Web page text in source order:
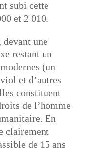
subi cette
et 2 010.
devant une
restant un
(un
et d’autres
constituent
de l’homme
En
clairement
de 15 ans